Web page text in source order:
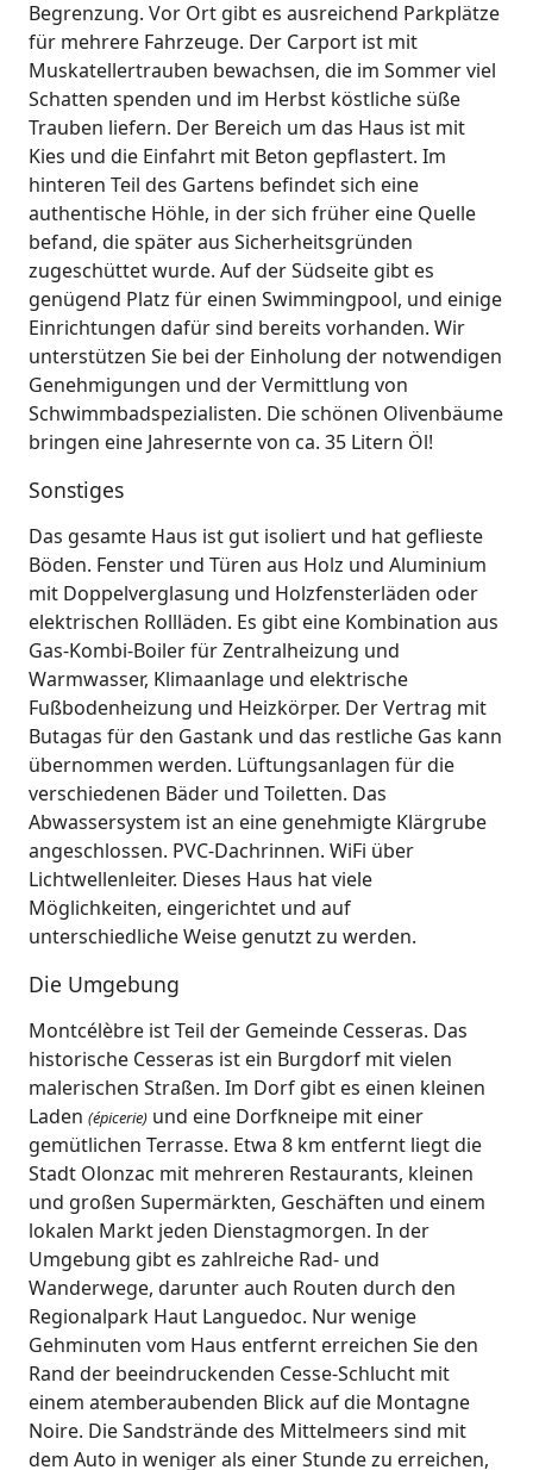
Begrenzung. Vor Ort gibt es ausreichend Parkplätze
für mehrere Fahrzeuge. Der Carport ist mit
Muskatellertrauben bewachsen, die im Sommer viel
Schatten spenden und im Herbst köstliche süße
Trauben liefern. Der Bereich um das Haus ist mit
Kies und die Einfahrt mit Beton gepflastert. Im
hinteren Teil des Gartens befindet sich eine
authentische Höhle, in der sich früher eine Quelle
befand, die später aus Sicherheitsgründen
zugeschüttet wurde. Auf der Südseite gibt es
genügend Platz für einen Swimmingpool, und einige
Einrichtungen dafür sind bereits vorhanden. Wir
unterstützen Sie bei der Einholung der notwendigen
Genehmigungen und der Vermittlung von
Schwimmbadspezialisten. Die schönen Olivenbäume
bringen eine Jahresernte von ca. 35 Litern Öl!
Sonstiges
Das gesamte Haus ist gut isoliert und hat geflieste
Böden. Fenster und Türen aus Holz und Aluminium
mit Doppelverglasung und Holzfensterläden oder
elektrischen Rollläden. Es gibt eine Kombination aus
Gas-Kombi-Boiler für Zentralheizung und
Warmwasser, Klimaanlage und elektrische
Fußbodenheizung und Heizkörper. Der Vertrag mit
Butagas für den Gastank und das restliche Gas kann
übernommen werden. Lüftungsanlagen für die
verschiedenen Bäder und Toiletten. Das
Abwassersystem ist an eine genehmigte Klärgrube
angeschlossen. PVC-Dachrinnen. WiFi über
Lichtwellenleiter. Dieses Haus hat viele
Möglichkeiten, eingerichtet und auf
unterschiedliche Weise genutzt zu werden.
Die Umgebung
Montcélèbre ist Teil der Gemeinde Cesseras. Das
historische Cesseras ist ein Burgdorf mit vielen
malerischen Straßen. Im Dorf gibt es einen kleinen
Laden (épicerie) und eine Dorfkneipe mit einer
gemütlichen Terrasse. Etwa 8 km entfernt liegt die
Stadt Olonzac mit mehreren Restaurants, kleinen
und großen Supermärkten, Geschäften und einem
lokalen Markt jeden Dienstagmorgen. In der
Umgebung gibt es zahlreiche Rad- und
Wanderwege, darunter auch Routen durch den
Regionalpark Haut Languedoc. Nur wenige
Gehminuten vom Haus entfernt erreichen Sie den
Rand der beeindruckenden Cesse-Schlucht mit
einem atemberaubenden Blick auf die Montagne
Noire. Die Sandstrände des Mittelmeers sind mit
dem Auto in weniger als einer Stunde zu erreichen,